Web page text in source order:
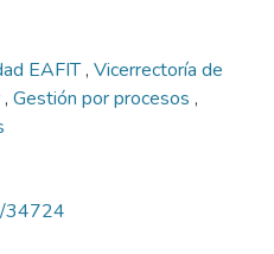
EAFIT, Vicerrectoría de
, Gestión por procesos ,
34724